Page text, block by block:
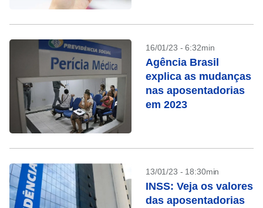
16/01/23 - 6:32min
Agência Brasil
explica as mudanças
nas aposentadorias
em 2023
13/01/23 - 18:30min
INSS: Veja os valores
das aposentadorias